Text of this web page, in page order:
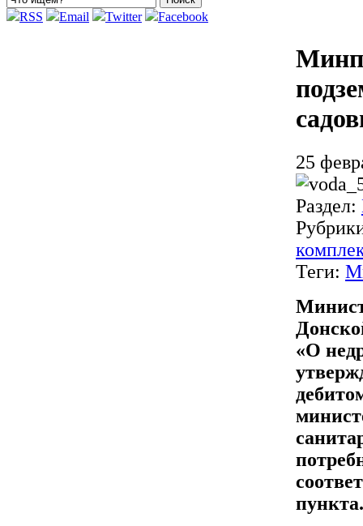
RSS Email Twitter Facebook
25
Раздел:
Теги:
«О
пункта.